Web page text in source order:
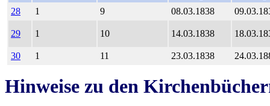
28
1 9 08.03.1838
29 1 10 14.03.1838
30 1 11 23.03.1838
Hinweise zu den